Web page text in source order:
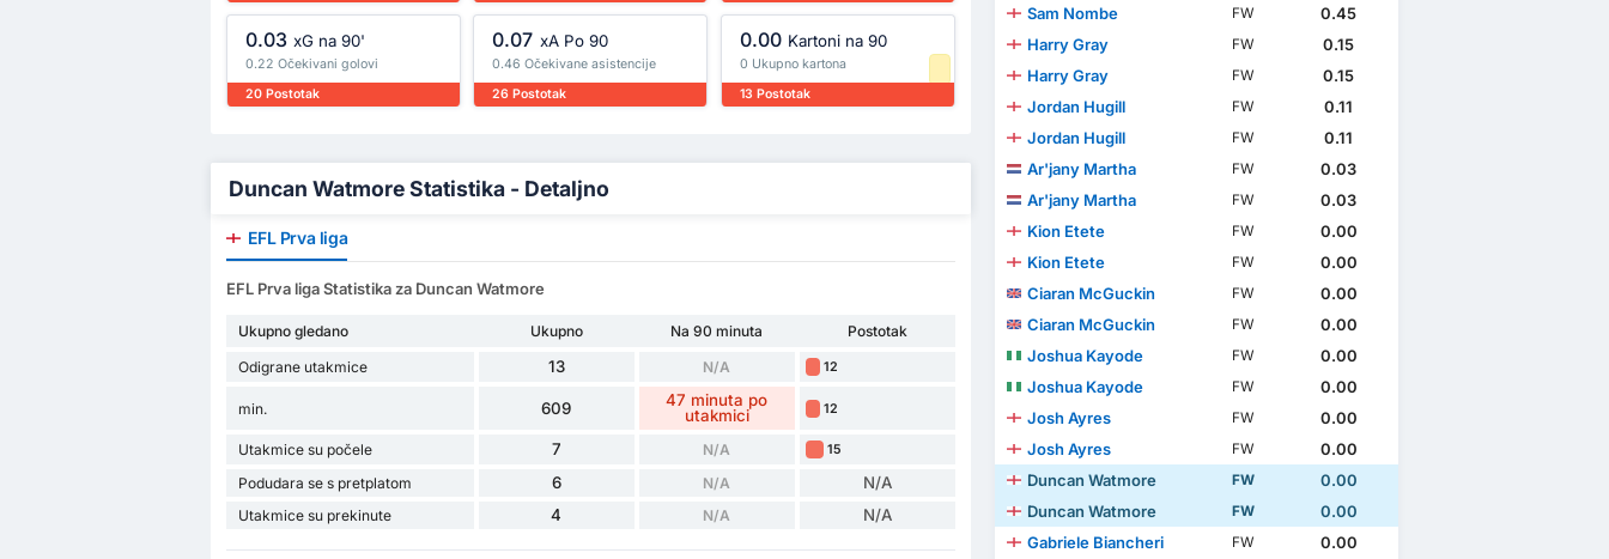
0.03 xG na 90'
0.22 Očekivani golovi
20 Postotak
0.07 xA Po 90
0.46 Očekivane asistencije
26 Postotak
0.00 Kartoni na 90
0 Ukupno kartona
13 Postotak
Duncan Watmore Statistika - Detaljno
EFL Prva liga
EFL Prva liga Statistika za Duncan Watmore
Ukupno gledano Ukupno Na 90 minuta
Postotak
Odigrane utakmice
13 N/A 12
min. 609
47 minuta po
utakmici
12
Utakmice su počele 7 N/A 15
Podudara se s pretplatom 6 N/A N/A
Utakmice su prekinute 4 N/A N/A
Sam Nombe
FW
0.45
Harry Gray
FW
0.15
Harry Gray
FW
0.15
Jordan Hugill
FW
0.11
Jordan Hugill
FW
0.11
Ar'jany Martha
FW
0.03
Ar'jany Martha
FW
0.03
Kion Etete
FW
0.00
Kion Etete
FW
0.00
Ciaran McGuckin
FW
0.00
Ciaran McGuckin
FW
0.00
Joshua Kayode
FW
0.00
Joshua Kayode
FW
0.00
Josh Ayres
FW
0.00
Josh Ayres
FW
0.00
Duncan Watmore
FW
0.00
Duncan Watmore
FW
0.00
Gabriele Biancheri
FW
0.00